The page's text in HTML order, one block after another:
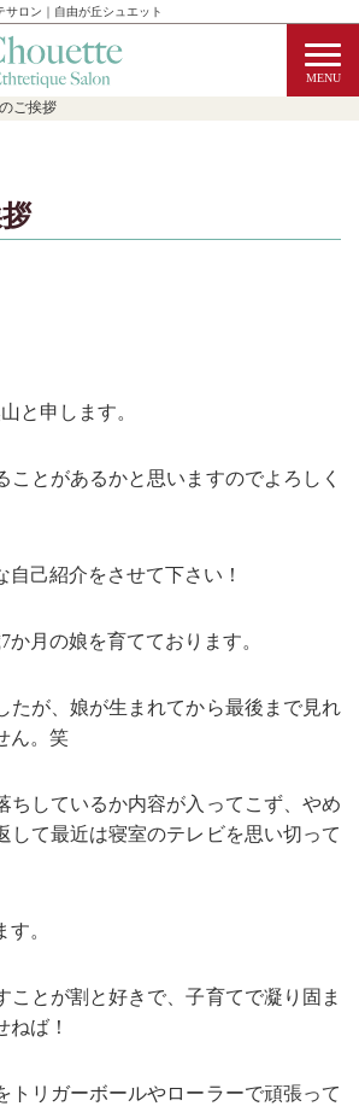
サロン｜自由が丘シュエット
ご挨拶
と申します。
ことがあるかと思いますのでよろしく
自己紹介をさせて下さい！
か月の娘を育てております。
たが、娘が生まれてから最後まで見れ
ん。笑
ちしているか内容が入ってこず、やめ
して最近は寝室のテレビを思い切って
。
ことが割と好きで、子育てで凝り固ま
ねば！
トリガーボールやローラーで頑張って